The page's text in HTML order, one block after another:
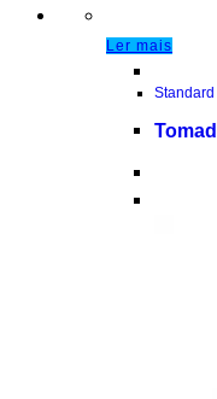
Ler mais